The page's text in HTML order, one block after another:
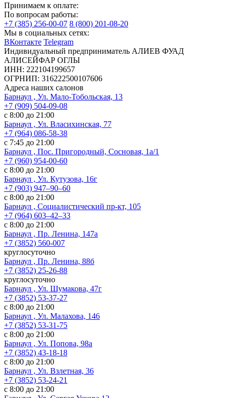
Принимаем к оплате:
По вопросам работы:
+7 (385) 256-00-07 8 (800) 201-08-20
Мы в социальных сетях:
ВКонтакте Telegram
Индивидуальный предприниматель АЛИЕВ ФУАД
АЛИСЕЙФАР ОГЛЫ
ИНН: 222104199657
ОГРНИП: 316222500107606
Адреса наших салонов
Барнаул , Ул. Мало-Тобольская, 13
+7 (909) 504-09-08
с 8:00 до 21:00
Барнаул , Ул. Власихинская, 77
+7 (964) 086-58-38
с 7:45 до 21:00
Барнаул , Пос. Пригородный, Сосновая, 1а/1
+7 (960) 954-00-60
с 8:00 до 21:00
Барнаул , Ул. Кутузова, 16г
+7 (903) 947‒90‒60
с 8:00 до 21:00
Барнаул , Социалистический пр-кт, 105
+7 (964) 603‒42‒33
с 8:00 до 21:00
Барнаул , Пр. Ленина, 147а
+7 (3852) 560-007
круглосуточно
Барнаул , Пр. Ленина, 88б
+7 (3852) 25-26-88
круглосуточно
Барнаул , Ул. Шумакова, 47г
+7 (3852) 53-37-27
с 8:00 до 21:00
Барнаул , Ул. Малахова, 146
+7 (3852) 53-31-75
с 8:00 до 21:00
Барнаул , Ул. Попова, 98а
+7 (3852) 43-18-18
с 8:00 до 21:00
Барнаул , Ул. Взлетная, 36
+7 (3852) 53-24-21
с 8:00 до 21:00